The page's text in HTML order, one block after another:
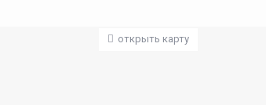
открыть карту